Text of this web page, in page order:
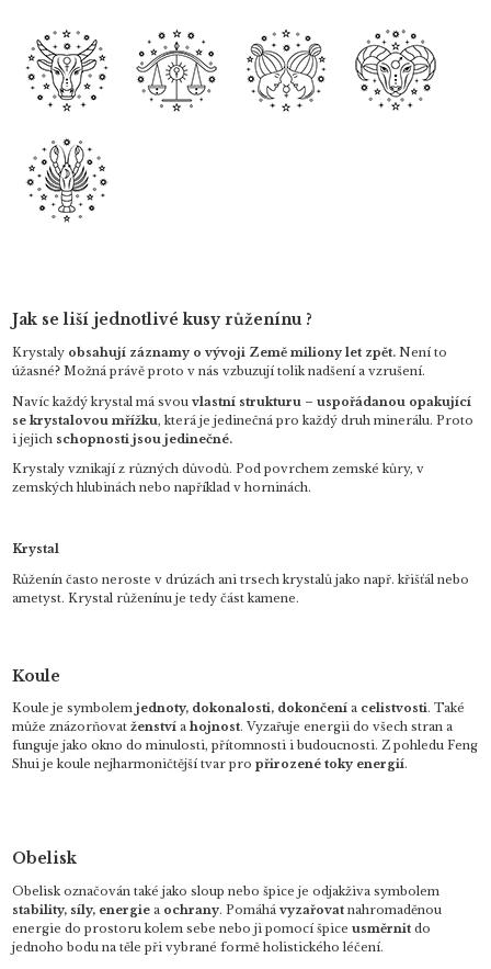
Jak se liší jednotlivé kusy růženínu ?
Krystaly obsahují záznamy o vývoji Země miliony let zpět. Není to
úžasné? Možná právě proto v nás vzbuzují tolik nadšení a vzrušení.
Navíc každý krystal má svouvlastní strukturu – uspořádanou opakující
se krystalovou mřížku, která je jedinečná pro každý druh minerálu. Proto
i jejich schopnosti jsou jedinečné.
Krystaly vznikají z různých důvodů. Pod povrchem zemské kůry, v
zemských hlubinách nebo například v horninách.
Krystal
Růženín často neroste v drúzách ani trsech krystalů jako např. křišťál nebo
ametyst. Krystal růženínu je tedy část kamene.
Koule
Koule je symbolem jednoty, dokonalosti, dokončenía celistvosti. Také
může znázorňovatženství ahojnost. Vyzařuje energii do všech stran a
funguje jako okno do minulosti, přítomnosti i budoucnosti. Z pohledu Feng
Shui je koule nejharmoničtější tvar propřirozené toky energií.
Obelisk
Obelisk označován také jako sloup nebo špice je odjakživa symbolem
stability, síly, energiea ochrany. Pomáhávyzařovat nahromaděnou
energie do prostoru kolem sebe nebo ji pomocí špiceusměrnitdo
jednoho bodu na těle při vybrané formě holistického léčení.